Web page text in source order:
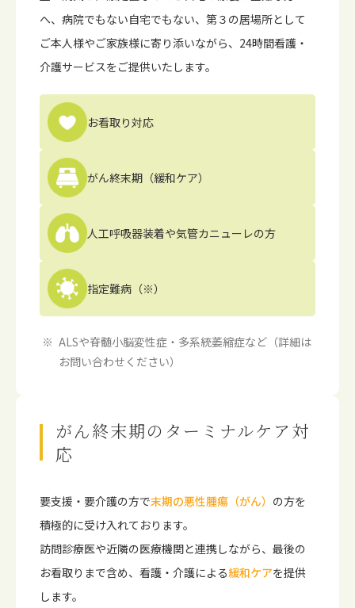
へ、病院でもない⾃宅でもない、第３の居場所として
ご本⼈様やご家族様に寄り添いながら、24時間看護・
介護サービスをご提供いたします。
お看取り対応
がん終末期 （緩和ケア）
人工呼吸器装着や気管カニューレの方
指定難病（※）
ALSや脊髄小脳変性症・多系統萎縮症など（詳細は
お問い合わせください）
がん終末期のターミナルケア対
応
要支援・要介護の方で末期の悪性腫瘍（がん） の方を
積極的に受け入れております。
訪問診療医や近隣の医療機関と連携しながら、最後の
お看取りまで含め、看護・介護による緩和ケアを提供
します。